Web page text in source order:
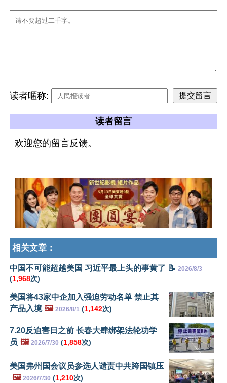
读者暱称:
读者留言
欢迎您的留言反馈。
相关文章：
中国不可能超越美国 习近平最上头的事黄了 📝 2026/8/3
(1,968次)
美国将43家中企加入强迫劳动名单 禁止其
产品入境 🖼️ 2026/8/1 (1,142次)
7.20反迫害日之前 长春大肆绑架法轮功学
员 🖼️ 2026/7/30 (1,858次)
美国弗州国会议员参选人谴责中共跨国镇压
🖼️ 2026/7/30 (1,210次)